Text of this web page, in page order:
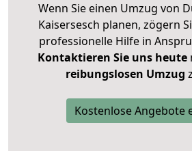
Wenn Sie einen Umzug von
Kaisersesch planen, zögern
professionelle Hilfe in
Kontaktieren Sie uns heute
reibungslosen Umzug
Kostenlose Angebote